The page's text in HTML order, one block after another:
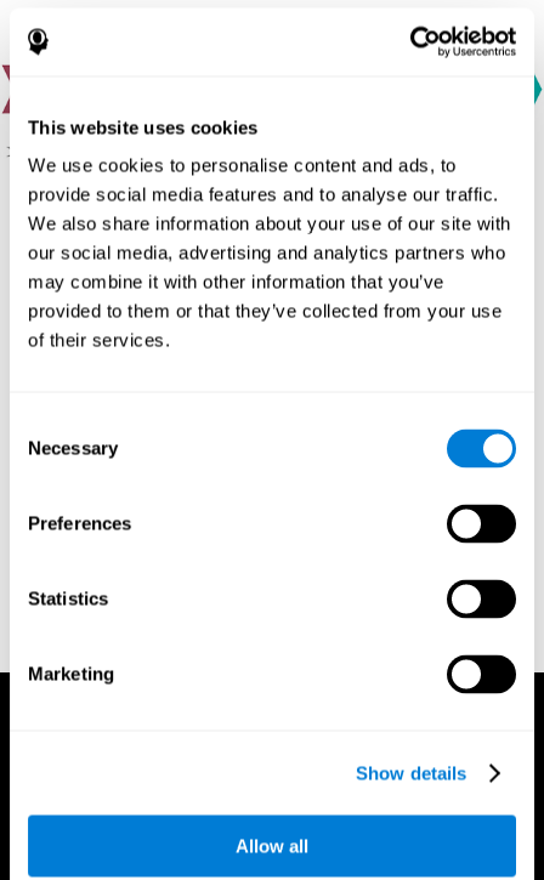
This website uses cookies
We use cookies to personalise content and ads, to
provide social media features and to analyse our traffic.
We also share information about your use of our site with
our social media, advertising and analytics partners who
may combine it with other information that you’ve
provided to them or that they’ve collected from your use
of their services.
Selection
Necessary
Preferences
Statistics
Marketing
Show details
Allow all
1.인지적 선호도와 동기 부여에 관한 설문지: 학생들이 어떤 것
을 좋아하고 어떤 것을 좋아하지 않는 것에 대한 질문에 답하는 설
문지입니다. 동기 부여는 학습에 자극을 주는 원동력이므로 학생의
동기 부여 수준과 그것이 학습 환경에 미치는 영향을 아는 것은 매
우 중요합니다.
3.자동화된 보고서:
인지 평가와 설문지 정보로 교실에 대한 추천